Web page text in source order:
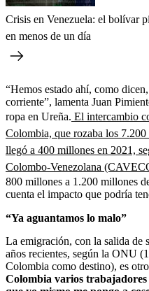
Crisis en Venezuela: el bolívar
en menos de un día
“Hemos estado ahí, como
corriente”, lamenta Juan
ropa en Ureña. El intercambio
Colombia, que rozaba los
llegó a 400 millones en 2021,
Colombo-Venezolana
800 millones a 1.200 millones
cuenta el impacto que podría
“Ya aguantamos lo malo”
La emigración, con la salida de
años recientes, según la ONU
Colombia como destino), es
Colombia varios trabajadores